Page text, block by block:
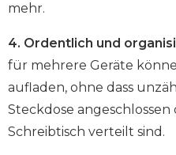
mehr.
4. Ordentlich und
für mehrere Geräte
aufladen, ohne dass
Steckdose
Schreibtisch verteilt sind.